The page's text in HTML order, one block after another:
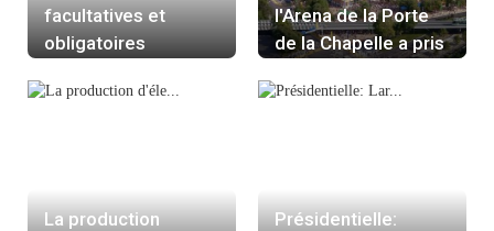
facultatives et
obligatoires
l'Arena de la Porte
de la Chapelle a pris
La production
Présidentielle: